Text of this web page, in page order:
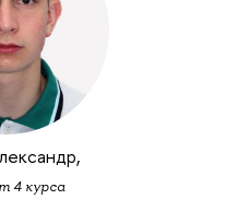
4 курса